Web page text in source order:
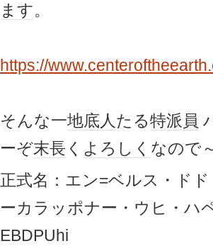
ます。
https://
そんな一地底人たる特派員
ーぞ末長 く よろしく なので
正式名：エン=ベルス・ド
ーカラッポナー・ウヒ・
EBDPUhi